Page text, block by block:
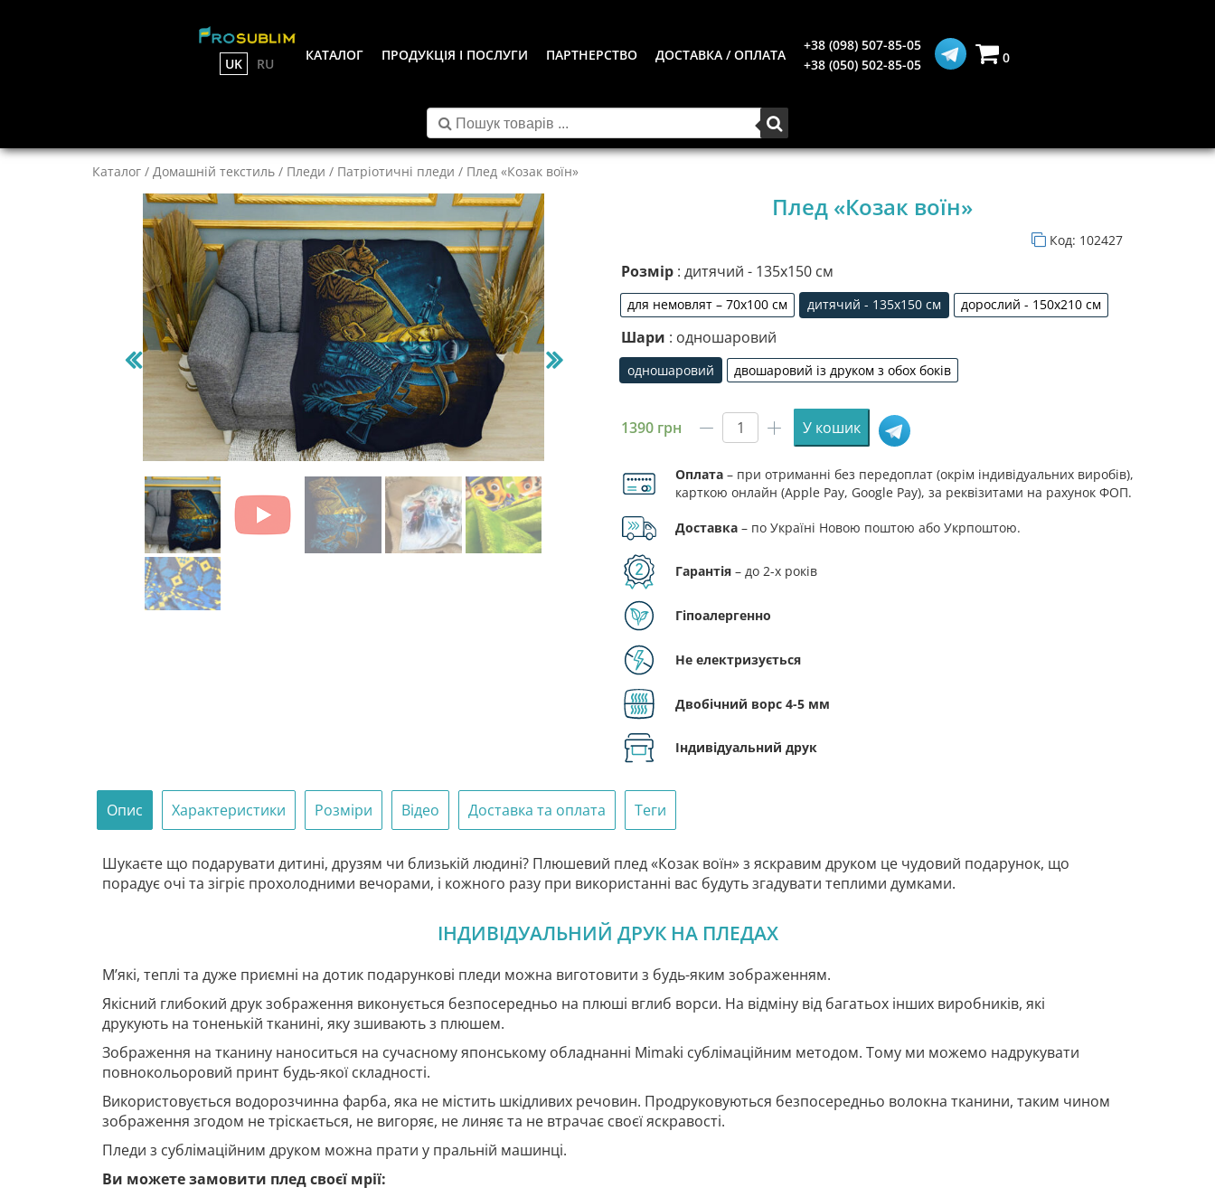
UK RU
КАТАЛОГ ПРОДУКЦІЯ І ПОСЛУГИ ПАРТНЕРСТВО ДОСТАВКА / ОПЛАТА
+38 (098) 507-85-05
+38 (050) 502-85-05
0
Каталог / Домашній текстиль / Пледи / Патріотичні пледи / Плед «Козак воїн»
Плед «Козак воїн»
Код: 102427
Розмір : дитячий - 135х150 см
для немовлят – 70х100 см
для немовлят – 70х100 см
дитячий - 135х150 см
дитячий - 135х150 см
дорослий - 150х210 см
дорослий - 150х210 см
Шари : одношаровий
одношаровий
одношаровий
двошаровий із друком з обох боків
двошаровий із друком з обох боків
1390 грн
Плед
воїн»
кількість
У кошик
Оплата – при отриманні без передоплат (окрім індивідуальних виробів),
карткою онлайн (Apple Pay, Google Pay), за реквізитами на рахунок ФОП.
Доставка – по Україні Новою поштою або Укрпоштою.
Гарантія – до 2-х років
Гіпоалергенно
Не електризується
Двобічний ворс 4-5 мм
Індивідуальний друк
Опис Характеристики Розміри Відео Доставка та оплата Теги
Шукаєте що подарувати дитині, друзям чи близькій людині? Плюшевий плед «Козак воїн» з яскравим друком це чудовий подарунок, що
порадує очі та зігріє прохолодними вечорами, і кожного разу при використанні вас будуть згадувати теплими думками.
ІНДИВІДУАЛЬНИЙ ДРУК НА ПЛЕДАХ
М’які, теплі та дуже приємні на дотик подарункові пледи можна виготовити з будь-яким зображенням.
Якісний глибокий друк зображення виконується безпосередньо на плюші вглиб ворси. На відміну від багатьох інших виробників, які
друкують на тоненькій тканині, яку зшивають з плюшем.
Зображення на тканину наноситься на сучасному японському обладнанні Mimaki сублімаційним методом. Тому ми можемо надрукувати
повнокольоровий принт будь-якої складності.
Використовується водорозчинна фарба, яка не містить шкідливих речовин. Продруковуються безпосередньо волокна тканини, таким чином
зображення згодом не тріскається, не вигоряє, не линяє та не втрачає своєї яскравості.
Пледи з сублімаційним друком можна прати у пральній машинці.
Ви можете замовити плед своєї мрії: